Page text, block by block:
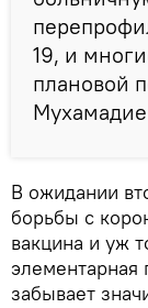
19, и
плановой
В ожидании
борьбы с
вакцина и уж
элементарная
забывает